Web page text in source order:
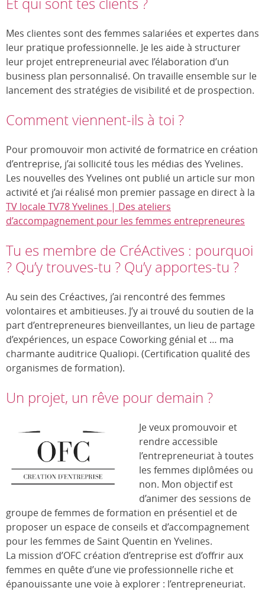
Mes clientes sont des femmes salariées et expertes dans
leur pratique professionnelle. Je les aide à structurer
leur projet entrepreneurial avec l’élaboration d’un
business plan personnalisé. On travaille ensemble sur le
lancement des stratégies de visibilité et de prospection.
Comment viennent-ils à toi ?
Pour promouvoir mon activité de formatrice en création
d’entreprise, j’ai sollicité tous les médias des Yvelines.
Les nouvelles des Yvelines ont publié un article sur mon
activité et j’ai réalisé mon premier passage en direct à la
TV locale TV78 Yvelines | Des ateliers
d’accompagnement pour les femmes entrepreneures
Tu es membre de CréActives : pourquoi
? Qu’y trouves-tu ? Qu’y apportes-tu ?
Au sein des Créactives, j’ai rencontré des femmes
volontaires et ambitieuses. J’y ai trouvé du soutien de la
part d’entrepreneures bienveillantes, un lieu de partage
d’expériences, un espace Coworking génial et … ma
charmante auditrice Qualiopi. (Certification qualité des
organismes de formation).
Un projet, un rêve pour demain ?
Je veux promouvoir et
rendre accessible
l’entrepreneuriat à toutes
les femmes diplômées ou
non. Mon objectif est
d’animer des sessions de
groupe de femmes de formation en présentiel et de
proposer un espace de conseils et d’accompagnement
pour les femmes de Saint Quentin en Yvelines.
La mission d’OFC création d’entreprise est d’offrir aux
femmes en quête d’une vie professionnelle riche et
épanouissante une voie à explorer : l’entrepreneuriat.